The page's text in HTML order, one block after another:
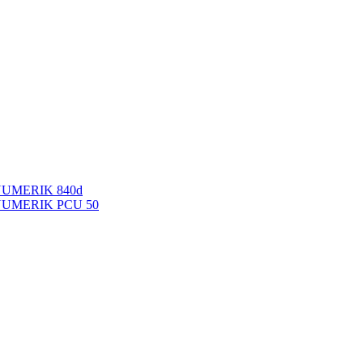
840d
PCU 50